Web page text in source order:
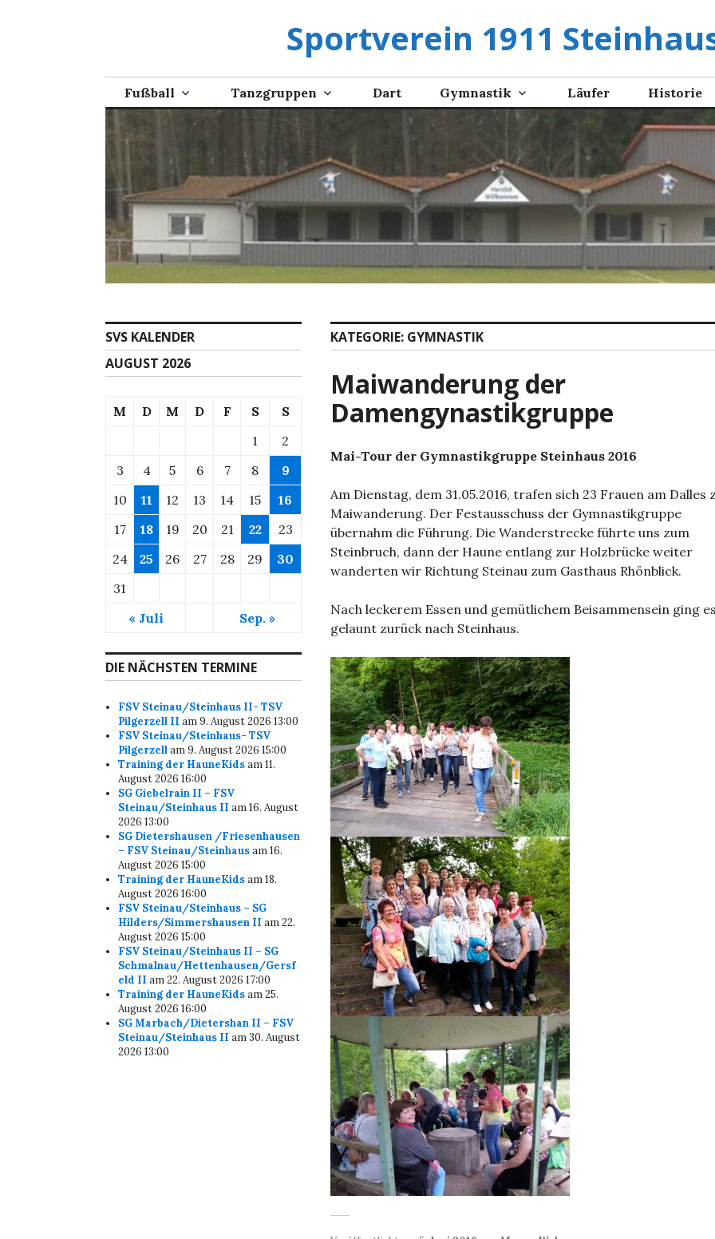
Sportverein 1911
Fußball Tanzgruppen Dart Gymnastik Läufer Historie
KATEGORIE: GYMNASTIK
Maiwanderung der
Damengynastikgruppe
Mai-Tour der Gymnastikgruppe Steinhaus 2016
Am Dienstag, dem 31.05.2016, trafen sich 23 Frauen am Dalles
Maiwanderung. Der Festausschuss der Gymnastikgruppe
übernahm die Führung. Die Wanderstrecke führte uns zum
Steinbruch, dann der Haune entlang zur Holzbrücke weiter
wanderten wir Richtung Steinau zum Gasthaus Rhönblick.
Nach leckerem Essen und gemütlichem Beisammensein ging
gelaunt zurück nach Steinhaus.
SVS KALENDER
AUGUST 2026
M D M D F S
S
1
2
3
4 5 6 7 8
9
10
11 12 13 14 15
16
17
18 19 20 21 22
23
24
25 26 27 28 29
30
31
« Juli
Sep. »
DIE NÄCHSTEN TERMINE
FSV Steinau/Steinhaus II- TSV
Pilgerzell II am 9. August 2026 13:00
FSV Steinau/Steinhaus- TSV
Pilgerzellam 9. August 2026 15:00
Training der HauneKidsam 11.
August 2026 16:00
SG Giebelrain II – FSV
Steinau/Steinhaus II am 16. August
2026 13:00
SG Dietershausen /Friesenhausen
– FSV Steinau/Steinhausam 16.
August 2026 15:00
Training der HauneKidsam 18.
August 2026 16:00
FSV Steinau/Steinhaus – SG
Hilders/Simmershausen II am 22.
August 2026 15:00
FSV Steinau/Steinhaus II – SG
Schmalnau/Hettenhausen/Gersf
eld II am 22. August 2026 17:00
Training der HauneKidsam 25.
August 2026 16:00
SG Marbach/Dietershan II – FSV
Steinau/Steinhaus II am 30. August
2026 13:00